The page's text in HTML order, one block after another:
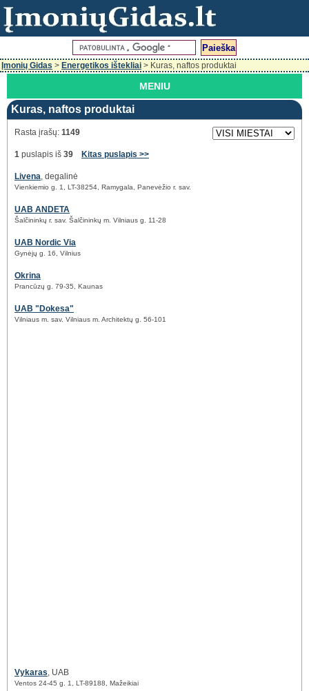
Įmonių Gidas > Energetikos ištekliai > Kuras, naftos produktai
MENIU
Kuras, naftos produktai
Rasta įrašų: 1149
1 puslapis iš 39 Kitas puslapis >>
Livena, degalinė
Vienkiemio g. 1, LT-38254, Ramygala, Panevėžio r. sav.
UAB ANDETA
Šalčininkų r. sav. Šalčininkų m. Vilniaus g. 11-28
UAB Nordic Via
Gynėjų g. 16, Vilnius
Okrina
Prancūzų g. 79-35, Kaunas
UAB "Dokesa"
Vilniaus m. sav. Vilniaus m. Architektų g. 56-101
Vykaras, UAB
Ventos 24-45 g. 1, LT-89188, Mažeikiai